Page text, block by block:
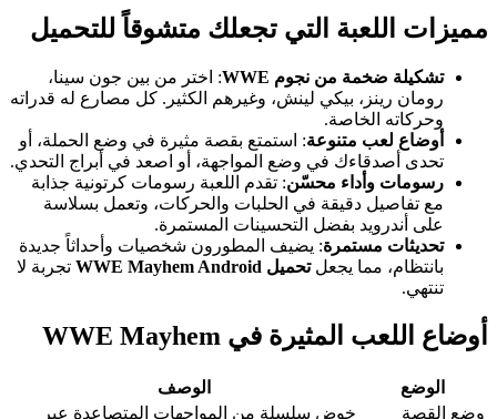
مميزات اللعبة التي تجعلك متشوقاً للتحميل
تشكيلة ضخمة من نجوم WWE
: اختر من بين جون سينا،
رومان رينز، بيكي لينش، وغيرهم الكثير. كل مصارع له قدراته
وحركاته الخاصة.
أوضاع لعب متنوعة: استمتع بقصة مثيرة في وضع الحملة، أو
تحدى أصدقاءك في وضع المواجهة، أو اصعد في أبراج التحدي.
رسومات وأداء محسّن: تقدم اللعبة رسومات كرتونية جذابة
مع تفاصيل دقيقة في الحلبات والحركات، وتعمل بسلاسة
على أندرويد بفضل التحسينات المستمرة.
تحديثات مستمرة: يضيف المطورون شخصيات وأحداثاً جديدة
بانتظام، مما يجعلتحميل WWE Mayhem Android
تجربة لا
تنتهي.
أوضاع اللعب المثيرة في WWE Mayhem
الوضع
الوصف
وضع القصة
خوض سلسلة من المواجهات المتصاعدة عبر